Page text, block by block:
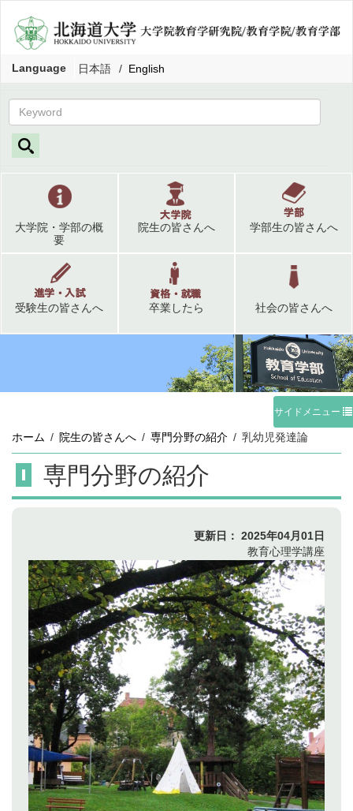
Language 日本語 English
大学院・学部の概
要
院生の皆さんへ 学部生の皆さんへ
受験生の皆さんへ 卒業したら 社会の皆さんへ
サイドメニュー
ホーム 院生の皆さんへ 専門分野の紹介 乳幼児発達論
専門分野の紹介
更新日： 2025年04月01日
教育心理学講座